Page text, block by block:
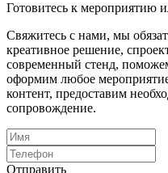
Готовитесь к мероприятию
Свяжитесь с нами, мы
креативное решение,
современный стенд,
оформим любое
контент, предоставим
сопровождение.
Отправить